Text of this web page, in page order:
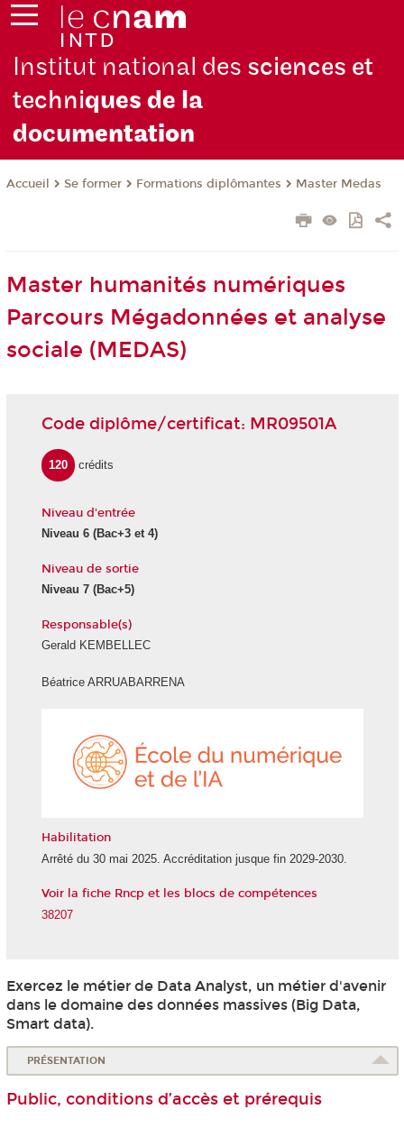
Institut national des sciences et
techniques de la
documentation
Accueil Se former Formations diplômantes Master Medas
Master humanités numériques
Parcours Mégadonnées et analyse
sociale (MEDAS)
Code diplôme/certificat: MR09501A
120 crédits
Niveau d'entrée
Niveau 6(Bac+3 et 4)
Niveau de sortie
Niveau 7(Bac+5)
Responsable(s)
Gerald KEMBELLEC
Béatrice ARRUABARRENA
Habilitation
Arrêté du 30 mai 2025. Accréditation jusque fin 2029-2030.
Voir la fiche Rncp et les blocs de compétences
38207
Exercez le métier de Data Analyst, un métier d'avenir
dans le domaine des données massives (Big Data,
Smart data).
PRÉSENTATION
Public, conditions d’accès et prérequis